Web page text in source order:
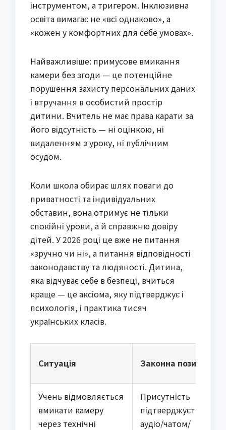
інструментом, а тригером. Інклюзивна
освіта вимагає не «всі однаково», а
«кожен у комфортних для себе умовах».
Найважливіше: примусове вмикання
камери без згоди — це потенційне
порушення захисту персональних даних
і втручання в особистий простір
дитини. Вчитель не має права карати за
його відсутність — ні оцінкою, ні
видаленням з уроку, ні публічним
осудом.
Коли школа обирає шлях поваги до
приватності та індивідуальних
обставин, вона отримує не тільки
спокійні уроки, а й справжню довіру
дітей. У 2026 році це вже не питання
«зручно чи ні», а питання відповідності
законодавству та людяності. Дитина,
яка відчуває себе в безпеці, вчиться
краще — це аксіома, яку підтверджує і
психологія, і практика тисяч
українських класів.
Ситуація Законна позиція
Учень відмовляється
вмикати камеру
через технічні
Присутність
підтверджується
аудіо/чатом/